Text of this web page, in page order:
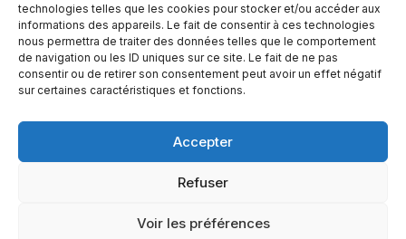
technologies telles que les cookies pour stocker et/ou accéder aux
informations des appareils. Le fait de consentir à ces technologies
nous permettra de traiter des données telles que le comportement
de navigation ou les ID uniques sur ce site. Le fait de ne pas
consentir ou de retirer son consentement peut avoir un effet négatif
sur certaines caractéristiques et fonctions.
Accepter
Refuser
Voir les préférences
Plan du site
Réseaux